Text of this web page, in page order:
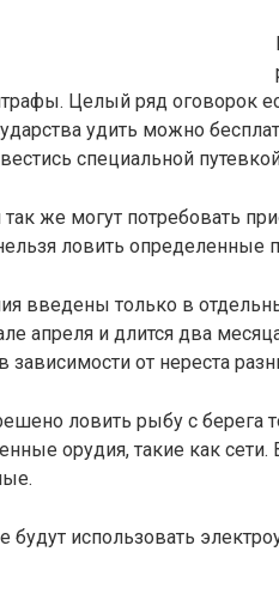
Целый ряд оговорок
удить можно
специальной
же могут потребовать
ловить определенные
введены только в
апреля и длится два
зависимости от нереста
ловить рыбу с берега
орудия, такие как
будут использовать